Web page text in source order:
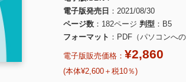
電子版発売日
2021/08/30
ページ数
182ページ 判型
B5
フォーマット
PDF（パソコンへ
電子版販売価格： ¥2,860
(本体¥2,600＋税10％)